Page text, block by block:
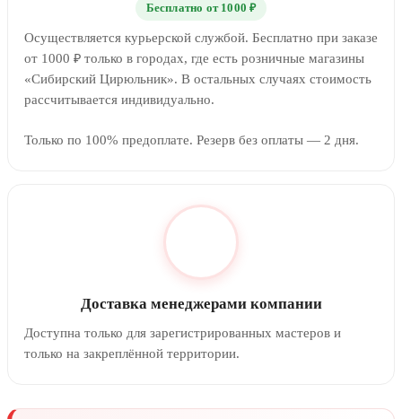
Бесплатно от 1000 ₽
Осуществляется курьерской службой. Бесплатно при заказе
от 1000 ₽ только в городах, где есть розничные магазины
«Сибирский Цирюльник». В остальных случаях стоимость
рассчитывается индивидуально.
Только по 100% предоплате. Резерв без оплаты — 2 дня.
Доставка менеджерами компании
Доступна только для зарегистрированных мастеров и
только на закреплённой территории.